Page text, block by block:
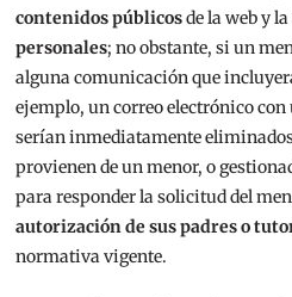
contenidos públicosde la web y
personales; no obstante, si un
alguna comunicación que
ejemplo, un correo electrónico
serían inmediatamente
provienen de un menor, o
para responder la solicitud del
autorización de sus padres o
normativa vigente.